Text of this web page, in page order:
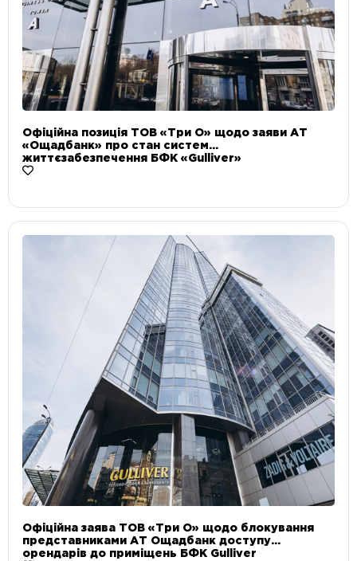
Офіційна позиція ТОВ «Три О» щодо заяви АТ
«Ощадбанк» про стан систем
життєзабезпечення БФК «Gulliver»
Офіційна заява ТОВ «Три О» щодо блокування
представниками АТ Ощадбанк доступу
орендарів до приміщень БФК Gulliver